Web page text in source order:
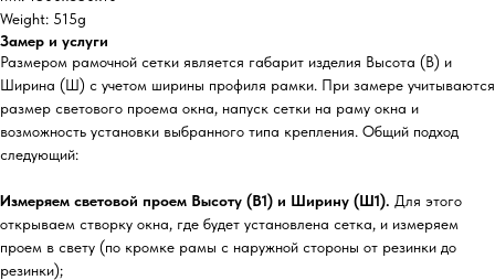
Weight: 515g
Замер и услуги
Размером рамочной сетки является габарит изделия Высота (В) и
Ширина (Ш) с учетом ширины профиля рамки. При замере учитываются
размер светового проема окна, напуск сетки на раму окна и
возможность установки выбранного типа крепления. Общий подход
следующий:
Измеряем световой проем Высоту (В1) и Ширину (Ш1). Для этого
открываем створку окна, где будет установлена сетка, и измеряем
проем в свету (по кромке рамы с наружной стороны от резинки до
резинки);